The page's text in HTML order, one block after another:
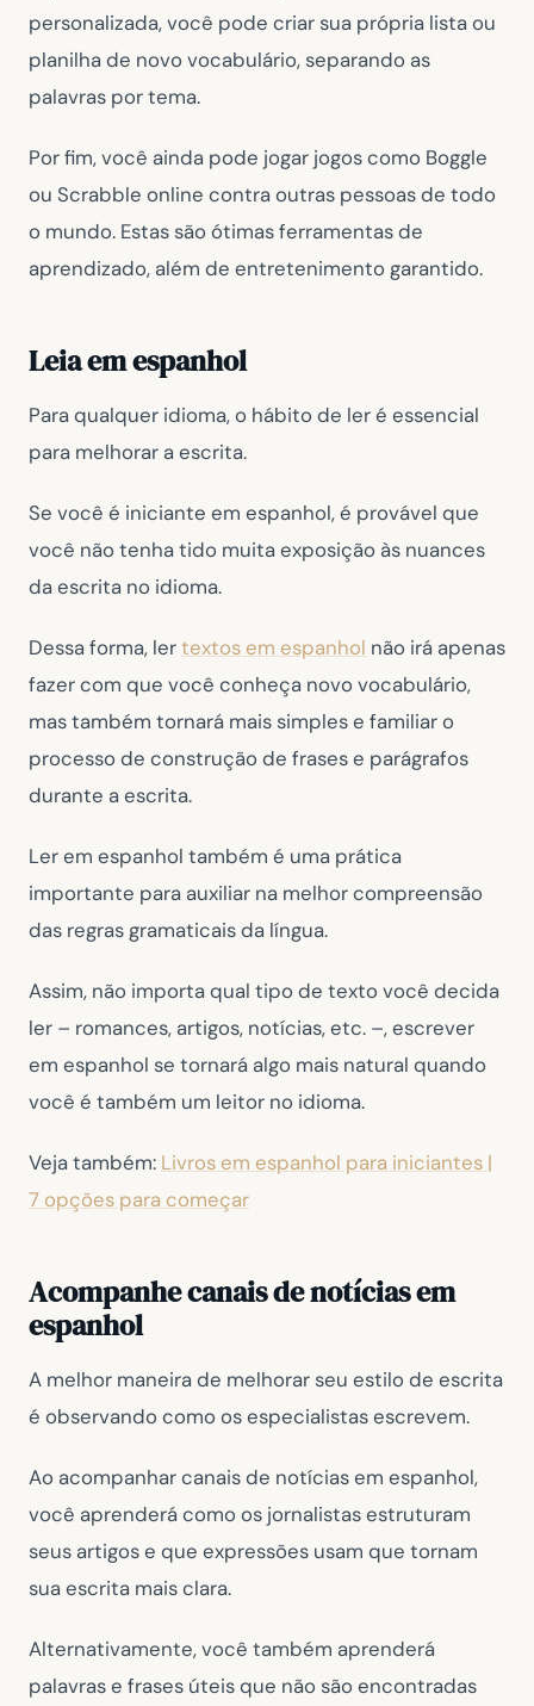
personalizada, você pode criar sua própria lista ou
planilha de novo vocabulário, separando as
palavras por tema.
Por fim, você ainda pode jogar jogos como Boggle
ou Scrabble online contra outras pessoas de todo
o mundo. Estas são ótimas ferramentas de
aprendizado, além de entretenimento garantido.
Leia em espanhol
Para qualquer idioma, o hábito de ler é essencial
para melhorar a escrita.
Se você é iniciante em espanhol, é provável que
você não tenha tido muita exposição às nuances
da escrita no idioma.
Dessa forma, lertextos em espanhol não irá apenas
fazer com que você conheça novo vocabulário,
mas também tornará mais simples e familiar o
processo de construção de frases e parágrafos
durante a escrita.
Ler em espanhol também é uma prática
importante para auxiliar na melhor compreensão
das regras gramaticais da língua.
Assim, não importa qual tipo de texto você decida
ler – romances, artigos, notícias, etc. –, escrever
em espanhol se tornará algo mais natural quando
você é também um leitor no idioma.
Veja também: Livros em espanhol para iniciantes |
7 opções para começar
Acompanhe canais de notícias em
espanhol
A melhor maneira de melhorar seu estilo de escrita
é observando como os especialistas escrevem.
Ao acompanhar canais de notícias em espanhol,
você aprenderá como os jornalistas estruturam
seus artigos e que expressões usam que tornam
sua escrita mais clara.
Alternativamente, você também aprenderá
palavras e frases úteis que não são encontradas